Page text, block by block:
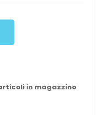
in magazzino